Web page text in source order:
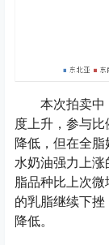
本次拍卖中，
度上升，参与
降低，但在全
水奶油强力上
脂品种比上次
的乳脂继续下
降低。